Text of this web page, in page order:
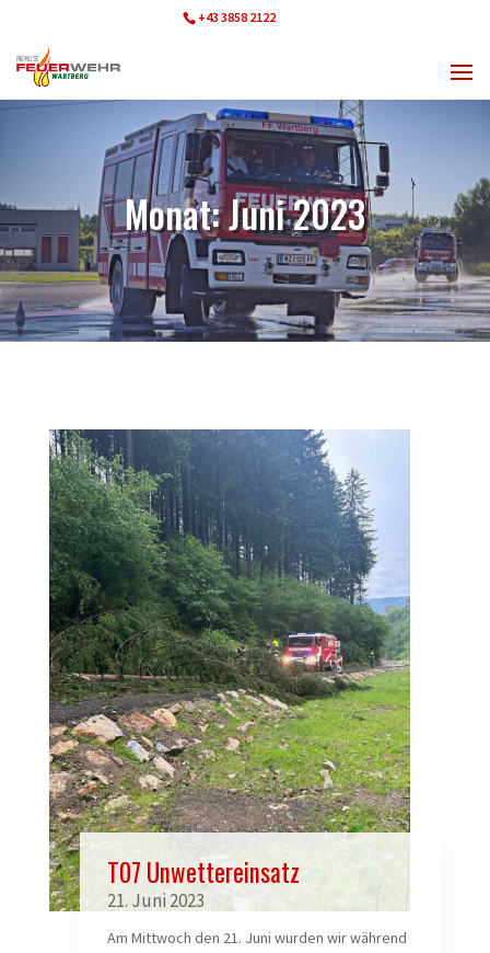
+43 3858 2122
Monat:Juni 2023
T07 Unwettereinsatz
21. Juni 2023
Am Mittwoch den 21. Juni wurden wir während